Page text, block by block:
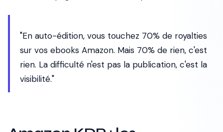
"En auto-édition, vous touchez 70% de royalties
sur vos ebooks Amazon. Mais 70% de rien, c'est
rien. La difficulté n'est pas la publication, c'est la
visibilité."